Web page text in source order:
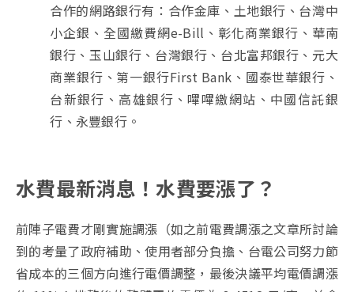
合作的網路銀行有：合作金庫、土地銀行、台灣中
小企銀、全國繳費網e-Bill、彰化商業銀行、華南
銀行、玉山銀行、台灣銀行、台北富邦銀行、元大
商業銀行、第一銀行First Bank、國泰世華銀行、
台新銀行、高雄銀行、嗶嗶繳網站、中國信託銀
行、永豐銀行。
水費最新消息！水費要漲了？
前陣子電費才剛實施調漲（如之前電費調漲之文章所討論
到的考量了政府補助、使用者部分負擔、台電公司努力節
省成本的三個方向進行電價調整，最後決議平均電價調漲